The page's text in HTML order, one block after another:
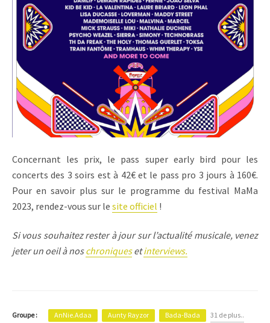
Concernant les prix, le pass super early bird pour les
concerts des 3 soirs est à 42€ et le pass pro 3 jours à 160€.
Pour en savoir plus sur le programme du festival MaMa
2023, rendez-vous sur le site officiel !
Si vous souhaitez rester à jour sur l’actualité musicale, venez
jeter un oeil à noschroniquesetinterviews.
Groupe : AnNie.Adaa Aunty Rayzor Bada-Bada 31 de plus..